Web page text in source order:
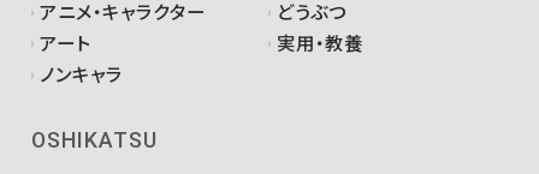
アニメ・キャラクター
どうぶつ
アート
実用・教養
ノンキャラ
OSHIKATSU